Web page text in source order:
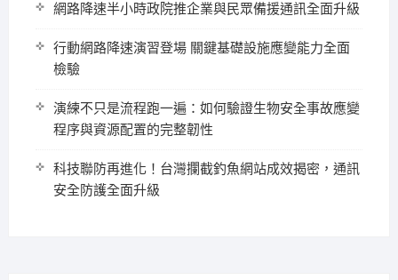
網路降速半小時政院推企業與民眾備援通訊全面升級
行動網路降速演習登場 關鍵基礎設施應變能力全面
檢驗
演練不只是流程跑一遍：如何驗證生物安全事故應變
程序與資源配置的完整韌性
科技聯防再進化！台灣攔截釣魚網站成效揭密，通訊
安全防護全面升級